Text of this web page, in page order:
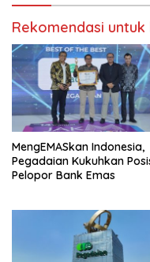
Rekomendasi untuk
MengEMASkan Indonesia,
Pegadaian Kukuhkan
Pelopor Bank Emas